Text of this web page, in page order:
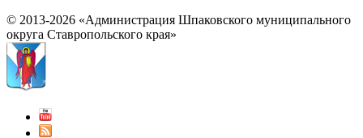
© 2013-2026 «Администрация Шпаковского муниципального
округа Ставропольского края»